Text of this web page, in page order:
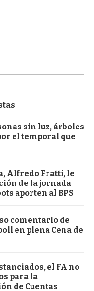
sin luz, árboles
el temporal que
Alfredo Fratti, le
de la jornada
aporten al BPS
comentario de
en plena Cena de
el FA no
para la
de Cuentas